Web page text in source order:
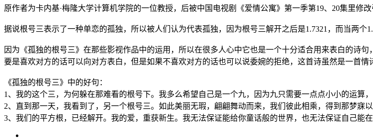
原作者为卡内基·梅隆大学计算机学院的一位教授，后被中国电视剧《爱情公寓》第一季第19、20集里修
据说根号三表示了一种单恋的孤独，所以被人们认为代表孤独，因为根号三解开之后是1.7321，而当两个
因为《孤独的根号三》在那些影视作品中的运用，所以在很多人心中它也是一个十分适合用来表白的诗
要是喜欢对方的话可以向对方表白，但是如果不喜欢对方的话也可以说委婉的拒绝，这首诗虽然是一首
《孤独的根号三》中的好句：
1、我的这个三，为何躲在那难看的根号下。我多么希望自己是一个九，因为九只需要一点点小小的运算
2、直到那一天，我看到了，另一个根号三。如此美丽无瑕，翩翩舞动而来，我们彼此相乘，得到那梦寐
3、我们的平方根，已经解开。我的爱，重获新生。我无法保证能给你童话般的世界，也无法保证自己能在